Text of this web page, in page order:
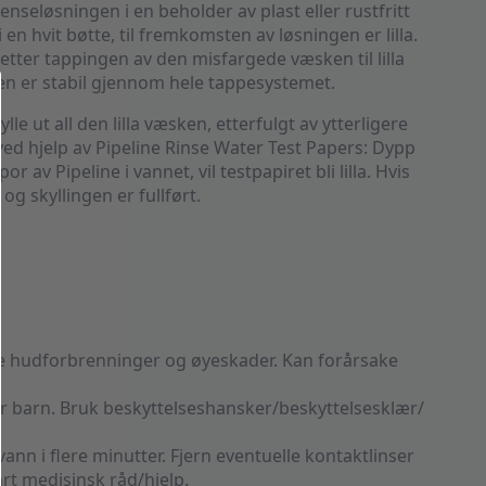
i en beholder av plast eller rustfritt
hvit bøtte, til fremkomsten av løsningen er lilla.
tappingen av den misfargede væsken til lilla
er stabil gjennom hele tappesystemet.
ut all den lilla væsken, etterfulgt av ytterligere
hjelp av Pipeline Rinse Water Test Papers: Dypp
av Pipeline i vannet, vil testpapiret bli lilla. Hvis
og skyllingen er fullført.
hudforbrenninger og øyeskader. Kan forårsake
barn. Bruk beskyttelseshansker/beskyttelsesklær/
i flere minutter. Fjern eventuelle kontaktlinser
medisinsk råd/hjelp.